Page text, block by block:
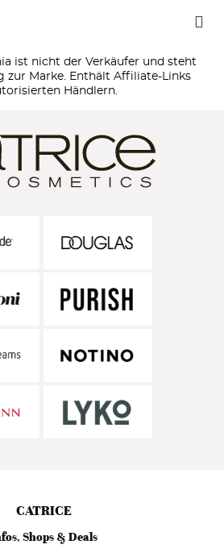
ist nicht der Verkäufer und steht
zur Marke. Enthält Affiliate-Links
Händlern.
CATRICE
Shops & Deals